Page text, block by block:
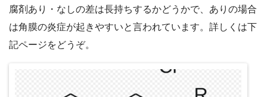
腐剤あり・なしの差は長持ちするかどうかで、ありの場合
は角膜の炎症が起きやすいと言われています。詳しくは下
記ページをどうぞ。